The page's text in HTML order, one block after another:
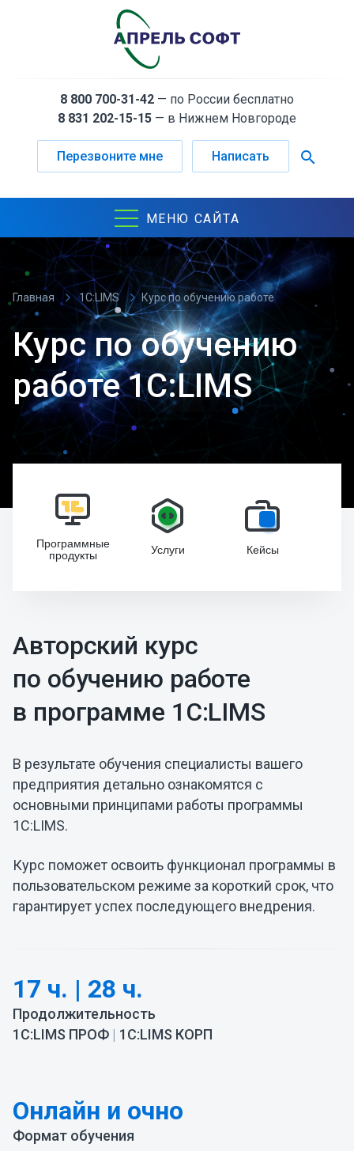
8 800 700-31-42 — по России бесплатно
8 831 202-15-15 — в Нижнем Новгороде
Перезвоните мне Написать search
МЕНЮ САЙТА
Главная 1С:LIMS
Курс по обучению работе
1С:LIMS
Курс по обучению
работе 1С:LIMS
Программные
продукты
Услуги Кейсы
Авторский курс
по обучению работе
в программе 1С:LIMS
В результате обучения специалисты вашего
предприятия детально ознакомятся с
основными принципами работы программы
1С:LIMS.
Курс поможет освоить функционал программы в
пользовательском режиме за короткий срок, что
гарантирует успех последующего внедрения.
17 ч. | 28 ч.
Продолжительность
1С:LIMS ПРОФ | 1С:LIMS КОРП
Онлайн и очно
Формат обучения